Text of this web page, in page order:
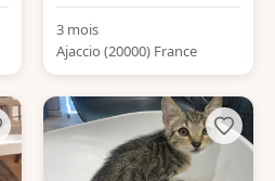
3 mois
Ajaccio (20000) France